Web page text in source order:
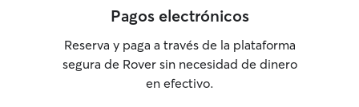
Pagos electrónicos
Reserva y paga a través de la plataforma
segura de Rover sin necesidad de dinero
en efectivo.